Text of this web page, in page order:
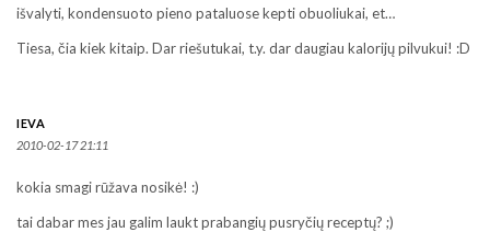
išvalyti, kondensuoto pieno pataluose kepti obuoliukai, et…
Tiesa, čia kiek kitaip. Dar riešutukai, t.y. dar daugiau kalorijų pilvukui! :D
IEVA
2010-02-17 21:11
kokia smagi rūžava nosikė! :)
tai dabar mes jau galim laukt prabangių pusryčių receptų? ;)